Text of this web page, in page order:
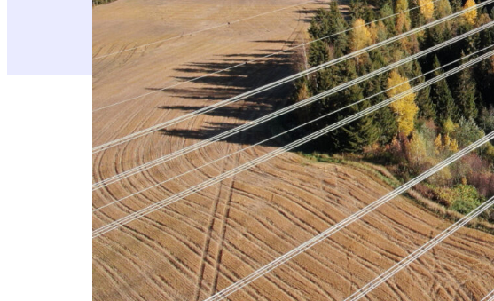
TIEDOTE
4.12.2025
Pohjois-Savon luonnonsuojelupiiri ja MTK- Pohjois-
metsäalueilta
Harjulinja eli Fingridin suunnittelema uusi